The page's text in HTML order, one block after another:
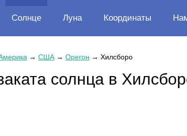
Солнце Луна Координаты
→ США → Орегон → Хилсборо
солнца в